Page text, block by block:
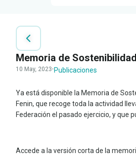
Memoria de
10 May, 2023· Publicaciones
Ya está disponible la Memoria de
Fenin, que recoge toda la actividad
Federación el pasado ejercicio, y que
Accede a la versión corta de la